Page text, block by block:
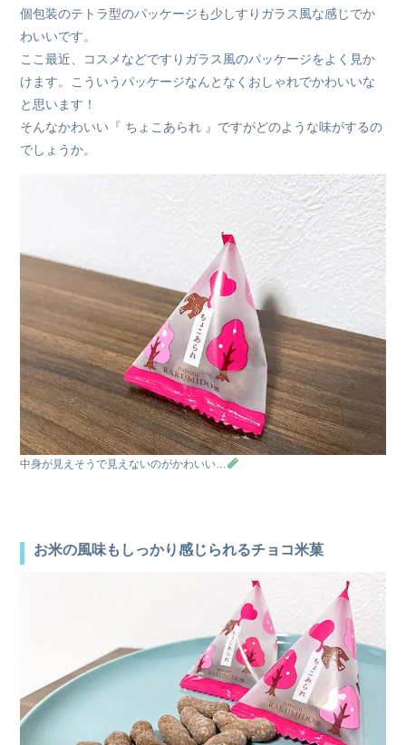
個包装のテトラ型のパッケージも少しすりガラス風な感じでか
わいいです。
ここ最近、コスメなどですりガラス風のパッケージをよく見か
けます。こういうパッケージなんとなくおしゃれでかわいいな
と思います！
そんなかわいい『 ちょこあられ 』ですがどのような味がするの
でしょうか。
中身が見えそうで見えないのがかわいい…
お米の風味もしっかり感じられるチョコ米菓